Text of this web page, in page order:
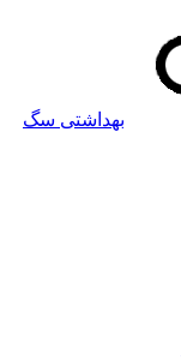
بهداشتی سگ